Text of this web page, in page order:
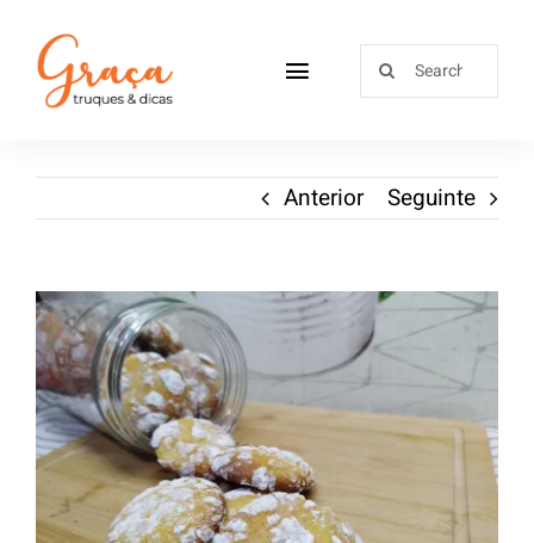
Receitas
Sobre
Loja
Blog
Contactos
Anterior Seguinte